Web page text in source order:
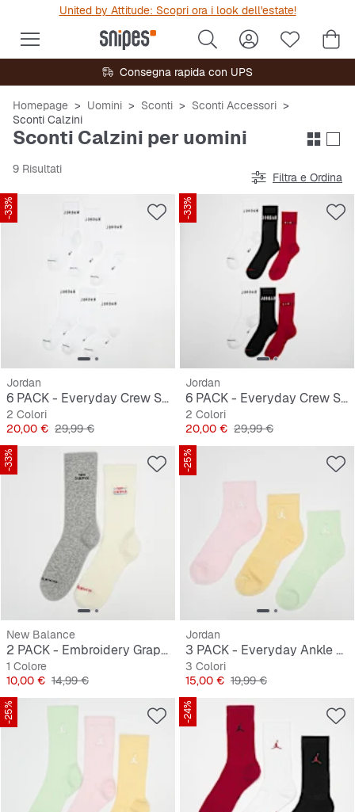
United by Attitude: Scopri ora i look dell'estate!
Consegna rapida con UPS
Homepage Uomini Sconti
Sconti Accessori
Sconti Calzini
Sconti Calzini per uomini
9 Risultati
Filtra e Ordina
-33%
Jordan
6 PACK - Everyday Crew Socks
2 Colori
Prezzo
20,00 € Prezzo originale
29,99 €
-33%
Jordan
6 PACK - Everyday Crew Socks
2 Colori
Prezzo
20,00 € Prezzo originale
29,99 €
-33%
New Balance
2 PACK - Embroidery Graphic Midcrew
1 Colore
Prezzo
10,00 € Prezzo originale
14,99 €
-25%
Jordan
3 PACK - Everyday Ankle Socks
3 Colori
Prezzo
15,00 € Prezzo originale
19,99 €
-25% -24%